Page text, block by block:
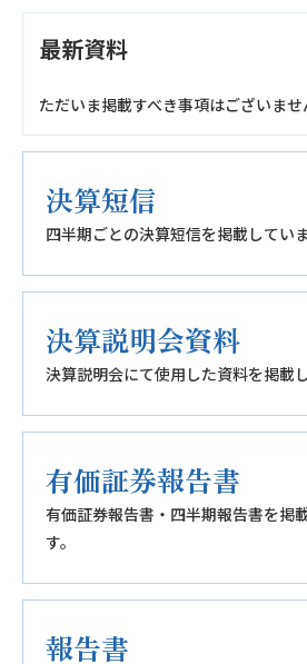
最新資料
ただいま掲載すべき事項はございませ
決算短信
四半期ごとの決算短信を掲載していま
決算説明会資料
決算説明会にて使用した資料を掲載し
有価証券報告書
有価証券報告書・四半期報告書を掲
す。
報告書